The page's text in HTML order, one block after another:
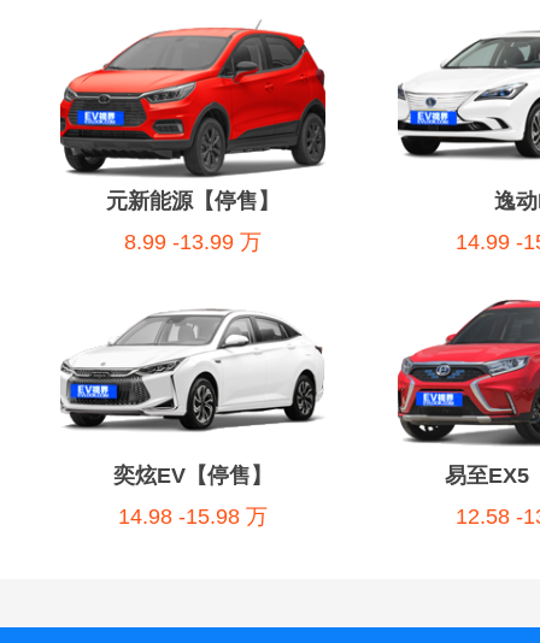
元新能源【停售】
8.99 -13.99 万
逸
14.99 -
奕炫EV【停售】
14.98 -15.98 万
易至EX5
12.58 -